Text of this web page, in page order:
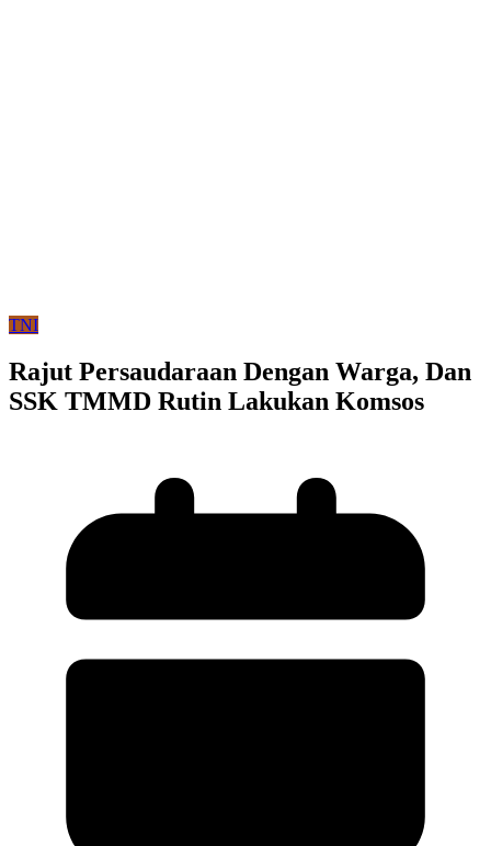
TNI
Rajut Persaudaraan Dengan Warga, Dan
SSK TMMD Rutin Lakukan Komsos